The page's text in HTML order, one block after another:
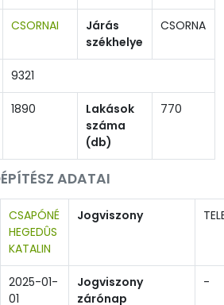
CSORNAI
Járás
székhelye
CSORNA
9321
1890
Lakások
száma
(db)
770
ADATAI
CSAPÓNÉ
HEGEDÛS
KATALIN
Jogviszony
2025-01-
01
Jogviszony
zárónap
-